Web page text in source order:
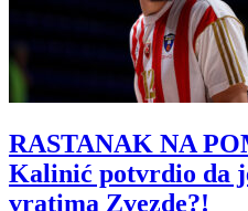
RASTANAK NA
Kalinić potvrdio da
vratima Zvezde?!